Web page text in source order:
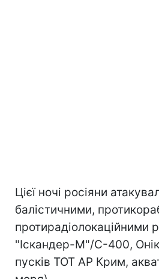
Цієї ночі росіяни
балістичними,
протирадіолокаційними
"Іскандер-М"/С-400,
пусків ТОТ АР Крим,